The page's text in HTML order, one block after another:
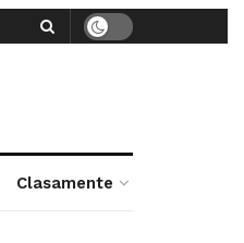
Clasamente